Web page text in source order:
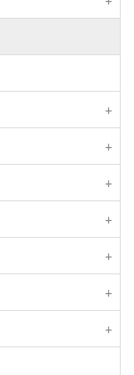
+
+
+
+
+
+
+